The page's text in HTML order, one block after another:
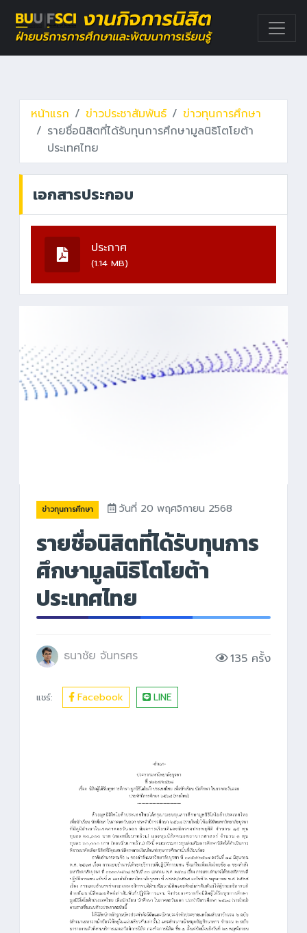
หน้าแรก ข่าวประชาสัมพันธ์
ข่าวทุนการศึกษา
รายชื่อนิสิตที่ได้รับทุนการศึกษามูลนิธิโตโยต้า
ประเทศไทย
เอกสารประกอบ
ประกาศ
(1.14 MB)
ข่าวทุนการศึกษา วันที่ 20 พฤศจิกายน 2568
รายชื่อนิสิตที่ได้รับทุนการ
ศึกษามูลนิธิโตโยต้า
ประเทศไทย
ธนาชัย จันทรศร 135 ครั้ง
แชร์: Facebook LINE